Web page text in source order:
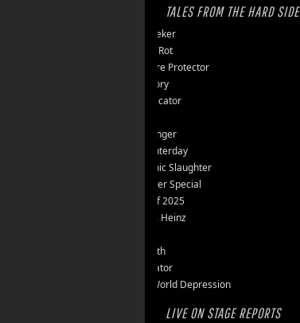
TALES FROM THE HARD SIDE
Endseeker
Jungle Rot
40 Jahre Protector
Vomitory
Messticator
Clawfinger
Slaughterday
Teutonic Slaughter
Silvester Special
Best of 2025
Inge & Heinz
Stillbirth
Knorkator
New World Depression
LIVE ON STAGE REPORTS